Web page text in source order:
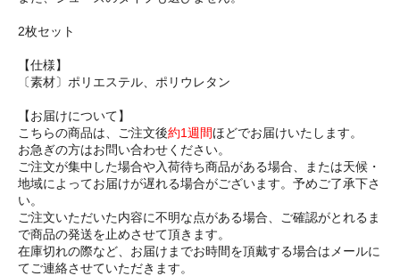
2枚セット
【仕様】
〔素材〕ポリエステル、ポリウレタン
【お届けについて】
こちらの商品は、ご注文後約1週間ほどでお届けいたします。
お急ぎの方はお問い合わせください。
ご注文が集中した場合や入荷待ち商品がある場合、または天候・
地域によってお届けが遅れる場合がございます。予めご了承下さ
い。
ご注文いただいた内容に不明な点がある場合、ご確認がとれるま
で商品の発送を止めさせて頂きます。
在庫切れの際など、お届けまでお時間を頂戴する場合はメールに
てご連絡させていただきます。